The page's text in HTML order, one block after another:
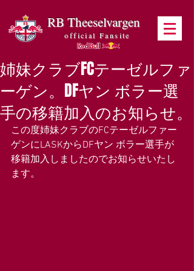
RB Theeselvargen
official Fansite
姉妹クラブFCテーゼルファ
ーゲン。DFヤン ボラー選
手の移籍加入のお知らせ。
この度姉妹クラブのFCテーゼルファー
ゲンにLASKからDFヤン ボラー選手が
移籍加入しましたのでお知らせいたし
ます。